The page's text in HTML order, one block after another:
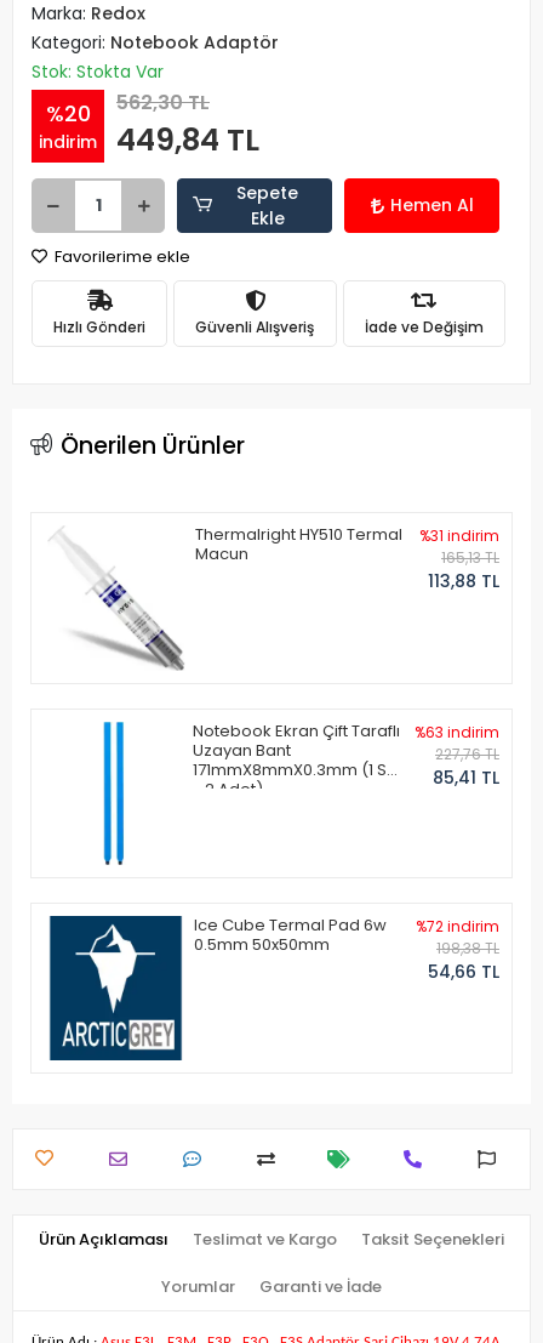
Marka: Redox
Kategori: Notebook Adaptör
Stok: Stokta Var
%20
indirim
562,30 TL
449,84 TL
Sepete
Ekle
Hemen Al
Favorilerime ekle
Hızlı Gönderi Güvenli Alışveriş İade ve Değişim
Önerilen Ürünler
Thermalright HY510 Termal
Macun
%31 indirim
165,13 TL
113,88 TL
Notebook Ekran Çift Taraflı
Uzayan Bant
171mmX8mmX0.3mm (1 Set
- 2 Adet)
%63 indirim
227,76 TL
85,41 TL
Ice Cube Termal Pad 6w
0.5mm 50x50mm
%72 indirim
198,38 TL
54,66 TL
Ürün Açıklaması Teslimat ve Kargo Taksit Seçenekleri
Yorumlar Garanti ve İade